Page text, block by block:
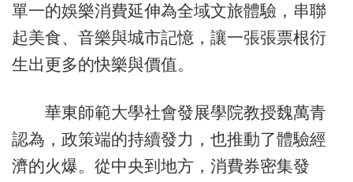
單一的娛樂消費延伸為全域文旅體驗，串聯
起美食、音樂與城市記憶，讓一張張票根衍
生出更多的快樂與價值。
華東師範大學社會發展學院教授魏萬青
認為，政策端的持續發力，也推動了體驗經
濟的火爆。從中央到地方，消費券密集發